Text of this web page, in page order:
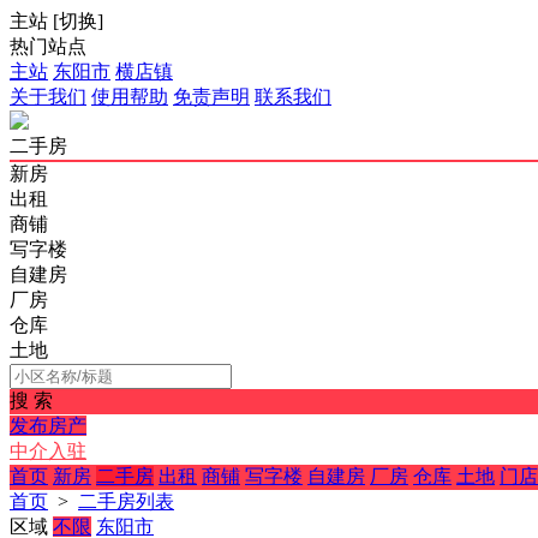
主站 [切换]
热门站点
主站 东阳市 横店镇
关于我们 使用帮助 免责声明 联系我们
二手房
新房
出租
商铺
写字楼
自建房
厂房
仓库
土地
搜 索
发布房产
中介入驻
首页 新房 二手房 出租 商铺 写字楼 自建房 厂房 仓库 土地 门店
首页 > 二手房列表
区域 不限 东阳市